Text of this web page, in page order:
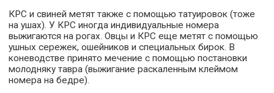
КРС и свиней метят также с помощью татуировок (тоже
на ушах). У КРС иногда индивидуальные номера
выжигаются на рогах. Овцы и КРС еще метят с помощью
ушных сережек, ошейников и специальных бирок. В
коневодстве принято мечение с помощью постановки
молодняку тавра (выжигание раскаленным клеймом
номера на бедре).